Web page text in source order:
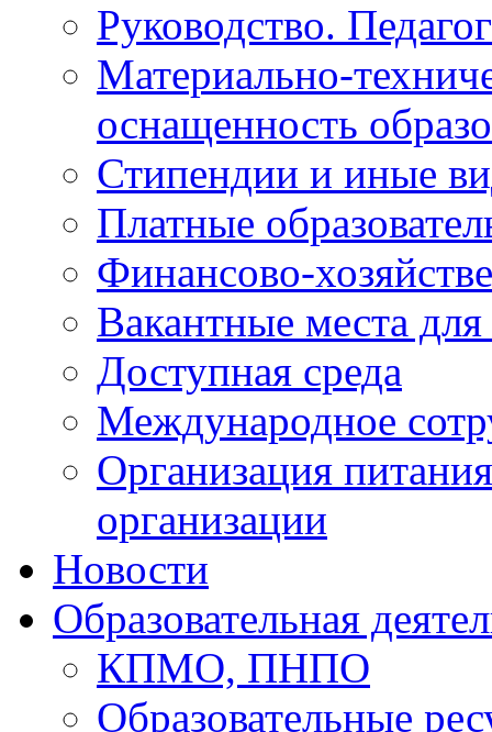
Руководство.
Материально-
оснащенность
Стипендии и иные
Платные
Финансово-
Вакантные места
Доступная среда
Международное
Организация
организации
Новости
Образовательная
КПМО, ПНПО
Образовательные